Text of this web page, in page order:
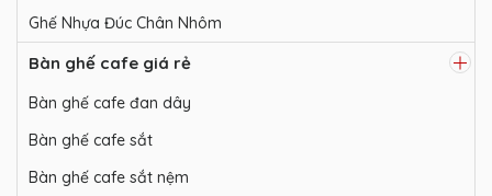
Ghế Nhựa Đúc Chân Nhôm
Bàn ghế cafe giá rẻ
Bàn ghế cafe đan dây
Bàn ghế cafe sắt
Bàn ghế cafe sắt nệm